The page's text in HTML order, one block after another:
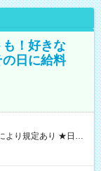
！好きな
日に給料
GET♪ お仕事後はコ
】試